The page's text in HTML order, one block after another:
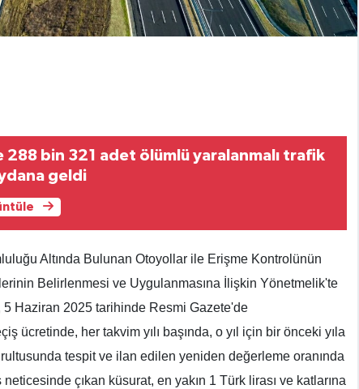
288 bin 321 adet ölümlü yaralanmalı trafik
geldi
Altında Bulunan Otoyollar ile Erişme Kontrolünün
Belirlenmesi ve Uygulanmasına İlişkin Yönetmelik'te
5 Haziran 2025 tarihinde Resmi Gazete'de
ücretinde, her takvim yılı başında, o yıl için bir önceki yıla
tespit ve ilan edilen yeniden değerleme oranında
çıkan küsurat, en yakın 1 Türk lirası ve katlarına